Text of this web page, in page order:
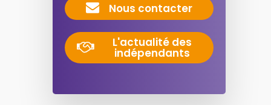
Nous contacter
L'actualité des
indépendants